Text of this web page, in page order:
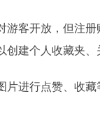
游客开放，但注
建个人收藏夹、
片进行点赞、收